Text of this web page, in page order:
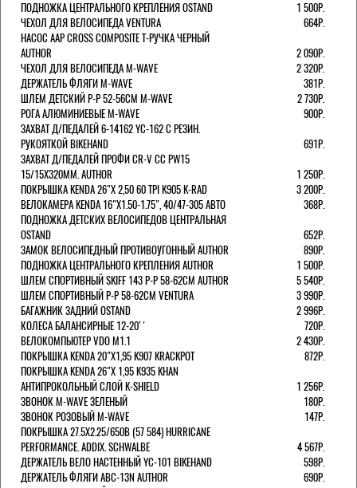
ПОДНОЖКА ЦЕНТРАЛЬНОГО КРЕПЛЕНИЯ OSTAND
1 500Р.
ЧЕХОЛ ДЛЯ ВЕЛОСИПЕДА VENTURA
664Р.
НАСОС AAP CROSS COMPOSITE Т-РУЧКА ЧЕРНЫЙ
AUTHOR
2 090Р.
ЧЕХОЛ ДЛЯ ВЕЛОСИПЕДА M-WAVE
2 320Р.
ДЕРЖАТЕЛЬ ФЛЯГИ M-WAVE
381Р.
ШЛЕМ ДЕТСКИЙ Р-Р 52-56СМ M-WAVE
2 730Р.
РОГА АЛЮМИНИЕВЫЕ M-WAVE
900Р.
ЗАХВАТ Д/ПЕДАЛЕЙ 6-14162 YC-162 С РЕЗИН.
РУКОЯТКОЙ BIKEHAND
691Р.
ЗАХВАТ Д/ПЕДАЛЕЙ ПРОФИ CR-V CC PW15
15/15X320ММ. AUTHOR
1 250Р.
ПОКРЫШКА KENDA 26"Х 2,50 60 TPI K905 K-RAD
3 200Р.
ВЕЛОКАМЕРА KENDA 16"Х1.50-1.75", 40/47-305 АВТО
368Р.
ПОДНОЖКА ДЕТСКИХ ВЕЛОСИПЕДОВ ЦЕНТРАЛЬНАЯ
OSTAND
652Р.
ЗАМОК ВЕЛОСИПЕДНЫЙ ПРОТИВОУГОННЫЙ AUTHOR
890Р.
ПОДНОЖКА ЦЕНТРАЛЬНОГО КРЕПЛЕНИЯ AUTHOR
1 500Р.
ШЛЕМ СПОРТИВНЫЙ SKIFF 143 Р-Р 58-62СМ AUTHOR
5 540Р.
ШЛЕМ СПОРТИВНЫЙ Р-Р 58-62СМ VENTURA
3 990Р.
БАГАЖНИК ЗАДНИЙ OSTAND
2 996Р.
КОЛЕСА БАЛАНСИРНЫЕ 12-20''
720Р.
ВЕЛОКОМПЬЮТЕР VDO M1.1
2 430Р.
ПОКРЫШКА KENDA 20"Х1,95 K907 KRACKPOT
872Р.
ПОКРЫШКА KENDA 26"Х 1,95 K935 KHAN
АНТИПРОКОЛЬНЫЙ СЛОЙ K-SHIELD
1 256Р.
ЗВОНОК M-WAVE ЗЕЛЕНЫЙ
180Р.
ЗВОНОК РОЗОВЫЙ M-WAVE
147Р.
ПОКРЫШКА 27.5X2.25/650B (57 584) HURRICANE
PERFORMANCE. ADDIX. SCHWALBE
4 567Р.
ДЕРЖАТЕЛЬ ВЕЛО НАСТЕННЫЙ YC-101 BIKEHAND
598Р.
ДЕРЖАТЕЛЬ ФЛЯГИ ABC-13N AUTHOR
690Р.